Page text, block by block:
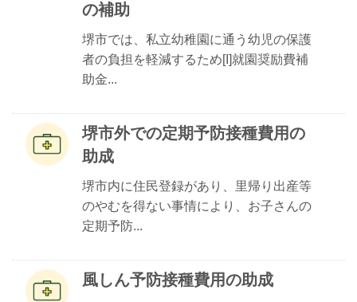
の補助
堺市では、私立幼稚園に通う幼児の保護
者の負担を軽減するため[I]就園奨励費補
助金...
堺市外での定期予防接種費用の
助成
堺市内に住民登録があり、里帰り出産等
のやむを得ない事情により、お子さんの
定期予防...
風しん予防接種費用の助成